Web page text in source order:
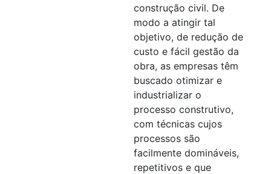
construção civil. De
modo a atingir tal
objetivo, de redução de
custo e fácil gestão da
obra, as empresas têm
buscado otimizar e
industrializar o
processo construtivo,
com técnicas cujos
processos são
facilmente domináveis,
repetitivos e que